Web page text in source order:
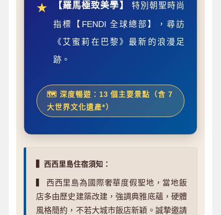
★ 【羅馬極致美學】 特別朝聖時尚
指標【FENDI 全球總部】，尋訪
《艾蜜莉在巴黎》最新的浪漫足
跡。
🗺️ 深度暢遊：13 個主要景點（含 7
大世界文化遺產*）
西西里島住宿須知：
▍ 西西里島為國際奢華度假聖地，當地飯
店多由歷史建築改建，強調典雅底蘊，硬體
風格簡約，不若大城市飯店新穎。誠摯邀請